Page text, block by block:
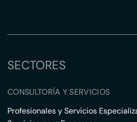
SECTORES
CONSULTORÍA Y SERVICIOS
Profesionales y Servicios